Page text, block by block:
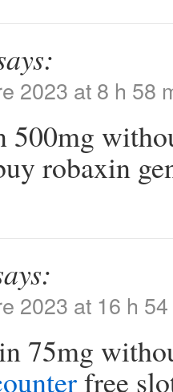
2023 at 8 h 58
500mg
robaxin
2023 at 16 h
75mg
free